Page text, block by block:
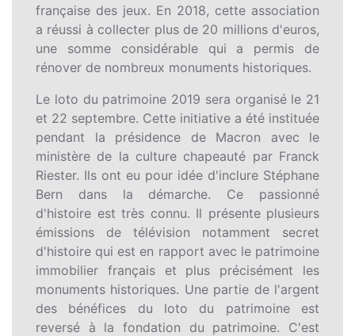
française des jeux. En 2018, cette association
a réussi à collecter plus de 20 millions d'euros,
une somme considérable qui a permis de
rénover de nombreux monuments historiques.
Le loto du patrimoine 2019 sera organisé le 21
et 22 septembre. Cette initiative a été instituée
pendant la présidence de Macron avec le
ministère de la culture chapeauté par Franck
Riester. Ils ont eu pour idée d'inclure Stéphane
Bern dans la démarche. Ce passionné
d'histoire est très connu. Il présente plusieurs
émissions de télévision notamment secret
d'histoire qui est en rapport avec le patrimoine
immobilier français et plus précisément les
monuments historiques. Une partie de l'argent
des bénéfices du loto du patrimoine est
reversé à la fondation du patrimoine. C'est